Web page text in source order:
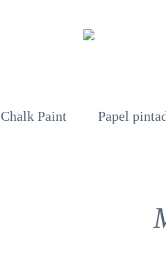
Chalk Paint Papel